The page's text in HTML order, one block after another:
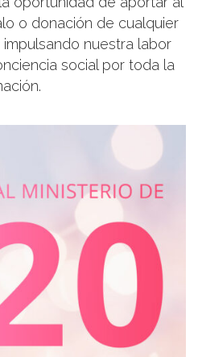
o donación de cualquier
nuestra labor
social por toda la